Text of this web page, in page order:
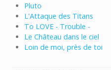
Pluto
L'Attaque des Titans
To LOVE - Trouble -
Le Château dans le ciel
Loin de moi, près de toi